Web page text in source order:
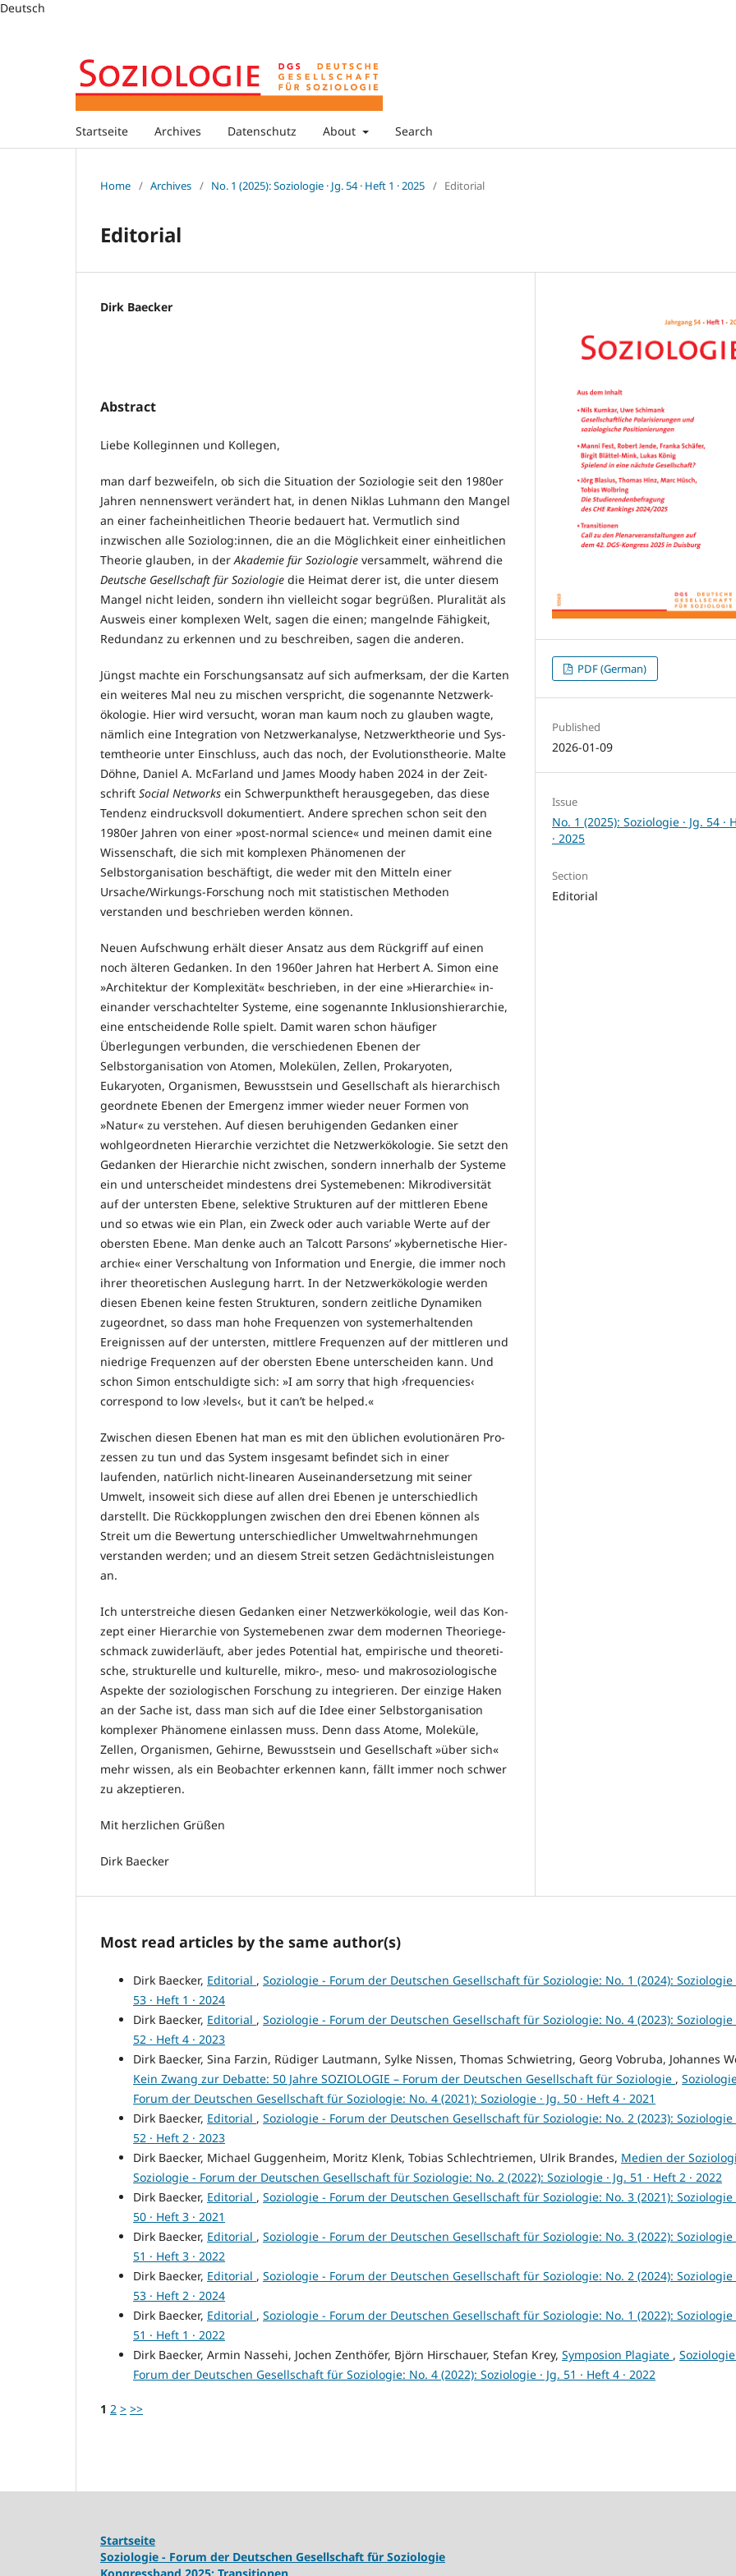
Deutsch
Startseite Archives Datenschutz About Search
Home / Archives / No. 1 (2025): Soziologie · Jg. 54 · Heft 1 · 2025 / Editorial
Editorial
Dirk Baecker
Abstract
Liebe Kolleginnen und Kollegen,
man darf bezweifeln, ob sich die Situation der Soziologie seit den 1980er
Jahren nennenswert verändert hat, in denen Niklas Luhmann den Mangel
an einer facheinheitlichen Theo­rie bedauert hat. Vermutlich sind
inzwischen alle Soziolog:innen, die an die Möglichkeit einer einheitlichen
Theorie glau­ben, in derAkademie für Soziologie versammelt, während die
Deutsche Gesellschaft für Soziologie die Heimat derer ist, die unter diesem
Mangel nicht leiden, son­­dern ihn vielleicht sogar begrüßen. Pluralität als
Ausweis einer kom­ple­xen Welt, sagen die einen; mangelnde Fähigkeit,
Redundanz zu erkennen und zu beschreiben, sagen die anderen.
Jüngst machte ein Forschungsansatz auf sich aufmerksam, der die Kar­ten
ein weiteres Mal neu zu mischen verspricht, die sogenannte Netz­werk­
öko­logie. Hier wird versucht, woran man kaum noch zu glauben wagte,
näm­lich eine Integration von Netzwerkanalyse, Netzwerktheorie und Sys­
tem­­theorie unter Einschluss, auch das noch, der Evolutionstheorie. Malte
Döhne, Daniel A. McFarland und James Moody haben 2024 in der Zeit­
schrift Social Networks ein Schwerpunktheft herausgegeben, das diese
Ten­denz eindrucksvoll dokumentiert. Andere sprechen schon seit den
1980er Jah­ren von einer »post-normal science« und meinen damit eine
Wis­sen­schaft, die sich mit komplexen Phänomenen der
Selbstorganisation be­schäf­tigt, die weder mit den Mitteln einer
Ursache/Wirkungs-Forschung noch mit statistischen Methoden
verstanden und beschrieben werden können.
Neuen Aufschwung erhält dieser Ansatz aus dem Rückgriff auf einen
noch älteren Gedanken. In den 1960er Jahren hat Herbert A. Simon eine
»Ar­chitektur der Komplexität« beschrieben, in der eine »Hierarchie« in­
ein­an­­der verschachtelter Systeme, eine sogenannte Inklusionshierarchie,
eine ent­­scheidende Rolle spielt. Damit waren schon häufiger
Überlegungen ver­bun­den, die verschiedenen Ebenen der
Selbstorganisation von Atomen, Mo­­lekülen, Zellen, Prokaryoten,
Eukaryoten, Organismen, Bewusstsein und Ge­sellschaft als hierarchisch
geordnete Ebenen der Emergenz immer wieder neuer Formen von
»Natur« zu verstehen. Auf diesen beruhigenden Ge­dan­ken einer
wohlgeordneten Hierarchie verzichtet die Netzwerkökologie. Sie setzt den
Gedanken der Hierarchie nicht zwischen, sondern innerhalb der Sys­teme
ein und unterscheidet mindestens drei Systemebenen: Mikro­di­ver­sität
auf der untersten Ebene, selektive Strukturen auf der mittleren Ebe­ne
und so etwas wie ein Plan, ein Zweck oder auch variable Werte auf der
ober­sten Ebene. Man denke auch an Talcott Parsons’ »kybernetische Hier­
archie« einer Verschaltung von Information und Energie, die immer noch
ihrer theo­retischen ­Auslegung harrt. In der Netzwerkökologie werden
diesen Ebe­­nen keine festen Struk­turen, sondern zeitliche Dynamiken
zugeordnet, so dass man hohe Fre­quenzen von systemerhaltenden
Ereignissen auf der un­tersten, mittlere Fre­quenzen auf der mittleren und
niedrige Frequenzen auf der obersten Ebe­ne unterscheiden kann. Und
schon Simon ent­schul­dig­te sich: »I am sorry that high ›frequencies‹
correspond to low ›levels‹, but it can’t be helped.«
Zwischen diesen Ebenen hat man es mit den üblichen evolutionären Pro­
zessen zu tun und das System insgesamt befindet sich in einer
laufenden, na­türlich nicht-linearen Auseinandersetzung mit seiner
Umwelt, insoweit sich diese auf allen drei Ebenen je unterschiedlich
darstellt. Die Rück­kopp­lun­gen zwischen den drei Ebenen können als
Streit um die Bewertung un­terschiedlicher Umweltwahrnehmungen
verstanden werden; und an diesem Streit setzen Gedächtnisleistungen
an.
Ich unterstreiche diesen Gedanken einer Netzwerkökologie, weil das Kon­
zept einer Hierarchie von Systemebenen zwar dem modernen Theo­rie­ge­
schmack zuwiderläuft, aber jedes Potential hat, empirische und theo­re­ti­
sche, strukturelle und kulturelle, mikro-, meso- und makrosoziologische
As­pek­te der soziologischen Forschung zu integrieren. Der einzige Haken
an der Sache ist, dass man sich auf die Idee einer Selbstorganisation
komplexer Phä­nomene einlassen muss. Denn dass Atome, Moleküle,
Zellen, Orga­nis­men, Gehirne, Bewusstsein und Gesellschaft »über sich«
mehr wissen, als ein Beobachter erkennen kann, fällt immer noch schwer
zu akzeptieren.
Mit herzlichen Grüßen
Dirk Baecker
PDF (German)
Published
2026-01-09
Issue
No. 1 (2025): Soziologie · Jg. 54 ·
· 2025
Section
Editorial
Most read articles by the same author(s)
Dirk Baecker, Editorial , Soziologie - Forum der Deutschen Gesellschaft für Soziologie: No. 1 (2024): Soziologie
53 · Heft 1 · 2024
Dirk Baecker, Editorial , Soziologie - Forum der Deutschen Gesellschaft für Soziologie: No. 4 (2023): Soziologie
52 · Heft 4 · 2023
Dirk Baecker, Sina Farzin, Rüdiger Lautmann, Sylke Nissen, Thomas Schwietring, Georg Vobruba, Johannes
Kein Zwang zur Debatte: 50 Jahre SOZIOLOGIE – Forum der Deutschen Gesellschaft für Soziologie ,
Forum der Deutschen Gesellschaft für Soziologie: No. 4 (2021): Soziologie · Jg. 50 · Heft 4 · 2021
Dirk Baecker, Editorial , Soziologie - Forum der Deutschen Gesellschaft für Soziologie: No. 2 (2023): Soziologie
52 · Heft 2 · 2023
Dirk Baecker, Michael Guggenheim, Moritz Klenk, Tobias Schlechtriemen, Ulrik Brandes, Medien der
Soziologie - Forum der Deutschen Gesellschaft für Soziologie: No. 2 (2022): Soziologie · Jg. 51 · Heft 2 · 2022
Dirk Baecker, Editorial , Soziologie - Forum der Deutschen Gesellschaft für Soziologie: No. 3 (2021): Soziologie
50 · Heft 3 · 2021
Dirk Baecker, Editorial , Soziologie - Forum der Deutschen Gesellschaft für Soziologie: No. 3 (2022): Soziologie
51 · Heft 3 · 2022
Dirk Baecker, Editorial , Soziologie - Forum der Deutschen Gesellschaft für Soziologie: No. 2 (2024): Soziologie
53 · Heft 2 · 2024
Dirk Baecker, Editorial , Soziologie - Forum der Deutschen Gesellschaft für Soziologie: No. 1 (2022): Soziologie
51 · Heft 1 · 2022
Dirk Baecker, Armin Nassehi, Jochen Zenthöfer, Björn Hirschauer, Stefan Krey, Symposion Plagiate ,
Forum der Deutschen Gesellschaft für Soziologie: No. 4 (2022): Soziologie · Jg. 51 · Heft 4 · 2022
1 2 > >>
Startseite
Soziologie - Forum der Deutschen Gesellschaft für Soziologie